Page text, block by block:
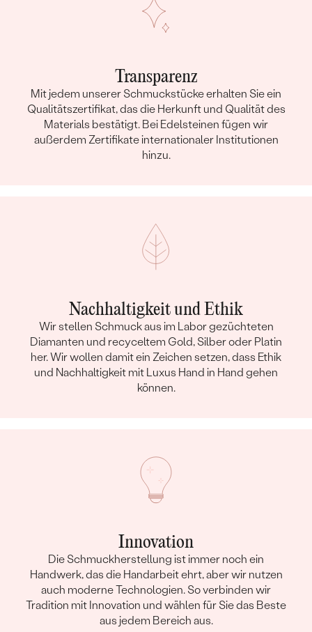
Transparenz
Mit jedem unserer Schmuckstücke erhalten Sie ein
Qualitätszertifikat, das die Herkunft und Qualität des
Materials bestätigt. Bei Edelsteinen fügen wir
außerdem Zertifikate internationaler Institutionen
hinzu.
Nachhaltigkeit und Ethik
Wir stellen Schmuck aus im Labor gezüchteten
Diamanten und recyceltem Gold, Silber oder Platin
her. Wir wollen damit ein Zeichen setzen, dass Ethik
und Nachhaltigkeit mit Luxus Hand in Hand gehen
können.
Innovation
Die Schmuckherstellung ist immer noch ein
Handwerk, das die Handarbeit ehrt, aber wir nutzen
auch moderne Technologien. So verbinden wir
Tradition mit Innovation und wählen für Sie das Beste
aus jedem Bereich aus.